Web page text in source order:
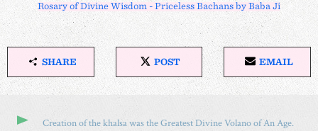
Rosary of Divine Wisdom - Priceless Bachans by Baba Ji
H
E
SHARE
O
POST
M
L
EMAIL
Creation of the khalsa was the Greatest Divine Volano of An Age.